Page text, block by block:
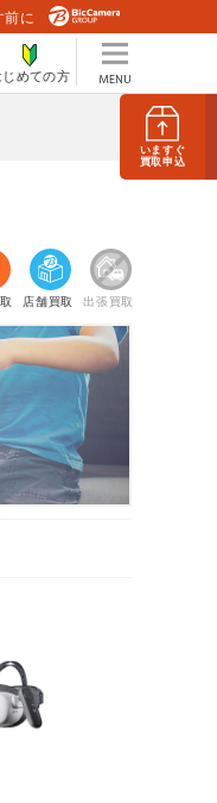
いますぐ
買取申込
前に
じめての方
店舗買取 出張買取